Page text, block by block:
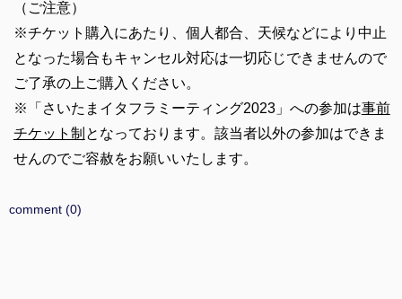
（ご注意）
※チケット購入にあたり、個人都合、天候などにより中止
となった場合もキャンセル対応は一切応じできませんので
ご了承の上ご購入ください。
※「さいたまイタフラミーティング2023」への参加は事前
チケット制 となっております。該当者以外の参加はできま
せんのでご容赦をお願いいたします。
comment (0)